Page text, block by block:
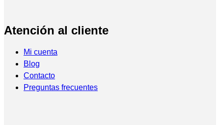
Atención al cliente
Mi cuenta
Blog
Contacto
Preguntas frecuentes